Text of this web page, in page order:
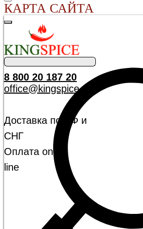
8 800 20 187 20
office@kingspice.ru
Доставка по РФ и
СНГ
Оплата on-
line
КАРТА САЙТА